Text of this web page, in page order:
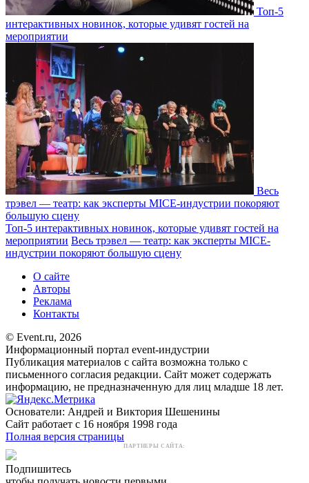
Топ-5
интерактивных новинок, которые удивят гостей на
мероприятии
Весь
трэвел — театр: как эксперты MICE-индустрии покоряют
большую сцену
Топ-5 интерактивных новинок, которые удивят гостей на
мероприятии Весь трэвел — театр: как эксперты MICE-
индустрии покоряют большую сцену
О сайте
Авторы
Реклама
Контакты
© Event.ru, 2026
Информационный портал event-индустрии
Публикация материалов с сайта возможна только с
письменного согласия редакции. Сайт может содержать
информацию, не предназначенную для лиц младше 18 лет.
Основатели: Андрей и Виктория Шешенины
Сайт работает с 16 ноября 1998 года
Полная версия страницы
ПАРТНЕРЫ САЙТА:
Подпишитесь